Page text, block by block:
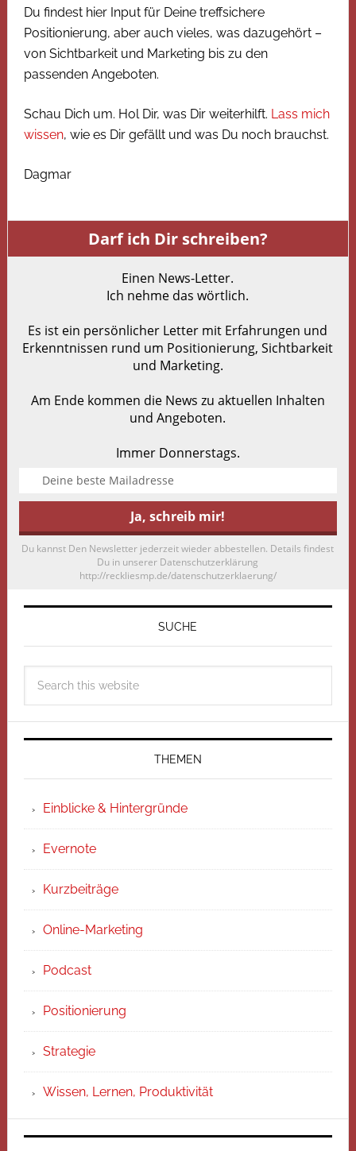
Du findest hier Input für Deine treffsichere
Positionierung, aber auch vieles, was dazugehört –
von Sichtbarkeit und Marketing bis zu den
passenden Angeboten.
Schau Dich um. Hol Dir, was Dir weiterhilft. Lass mich
wissen, wie es Dir gefällt und was Du noch brauchst.
Dagmar
Darf ich Dir schreiben?
Einen News-Letter.
Ich nehme das wörtlich.
Es ist ein persönlicher Letter mit Erfahrungen und
Erkenntnissen rund um Positionierung, Sichtbarkeit
und Marketing.
Am Ende kommen die News zu aktuellen Inhalten
und Angeboten.
Immer Donnerstags.
Du kannst Den Newsletter jederzeit wieder abbestellen. Details findest
Du in unserer Datenschutzerklärung
http://reckliesmp.de/datenschutzerklaerung/
SUCHE
THEMEN
Einblicke & Hintergründe
Evernote
Kurzbeiträge
Online-Marketing
Podcast
Positionierung
Strategie
Wissen, Lernen, Produktivität